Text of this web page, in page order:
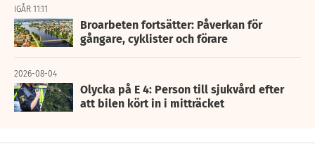
IGÅR 11:11
Broarbeten fortsätter: Påverkan för
gångare, cyklister och förare
2026-08-04
Olycka på E 4: Person till sjukvård efter
att bilen kört in i mitträcket